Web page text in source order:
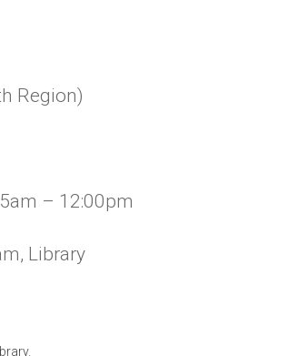
Region)
– 12:00pm
Library